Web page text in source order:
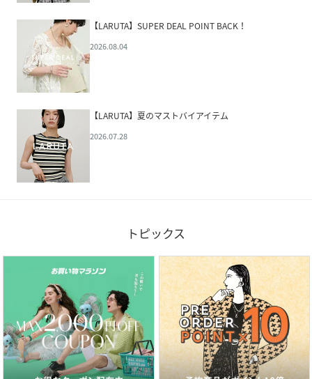
【LARUTA】SUPER DEAL POINT BACK！
2026.08.04
【LARUTA】夏のマストバイアイテム
2026.07.28
トピックス